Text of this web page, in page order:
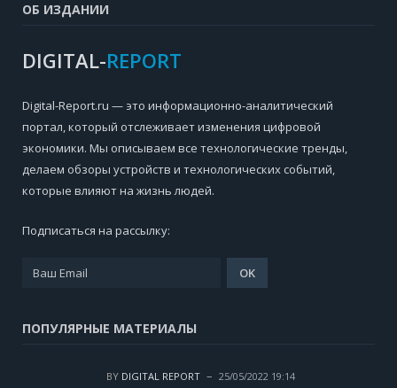
ОБ ИЗДАНИИ
DIGITAL-REPORT
Digital-Report.ru — это информационно-аналитический
портал, который отслеживает изменения цифровой
экономики. Мы описываем все технологические тренды,
делаем обзоры устройств и технологических событий,
которые влияют на жизнь людей.
Подписаться на рассылку:
ПОПУЛЯРНЫЕ МАТЕРИАЛЫ
BY DIGITAL REPORT
25/05/2022 19:14